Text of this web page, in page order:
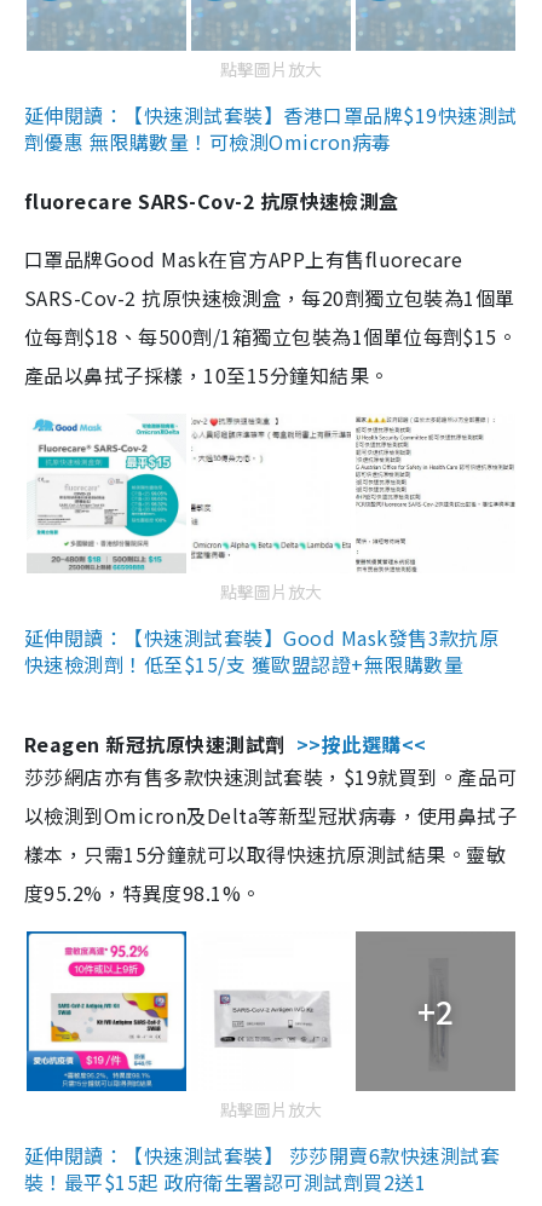
點擊圖片放大
延伸閱讀：【快速測試套裝】香港口罩品牌$19快速測試
劑優惠 無限購數量！可檢測Omicron病毒
fluorecare SARS-Cov-2 抗原快速檢測盒
口罩品牌Good Mask在官方APP上有售fluorecare
SARS-Cov-2 抗原快速檢測盒，每20劑獨立包裝為1個單
位每劑$18、每500劑/1箱獨立包裝為1個單位每劑$15。
產品以鼻拭子採樣，10至15分鐘知結果。
點擊圖片放大
延伸閱讀：【快速測試套裝】Good Mask發售3款抗原
快速檢測劑！低至$15/支 獲歐盟認證+無限購數量
Reagen 新冠抗原快速測試劑 >>按此選購<<
莎莎網店亦有售多款快速測試套裝，$19就買到。產品可
以檢測到Omicron及Delta等新型冠狀病毒，使用鼻拭子
樣本，只需15分鐘就可以取得快速抗原測試結果。靈敏
度95.2%，特異度98.1%。
+2
點擊圖片放大
延伸閱讀：【快速測試套裝】 莎莎開賣6款快速測試套
裝！最平$15起 政府衛生署認可測試劑買2送1